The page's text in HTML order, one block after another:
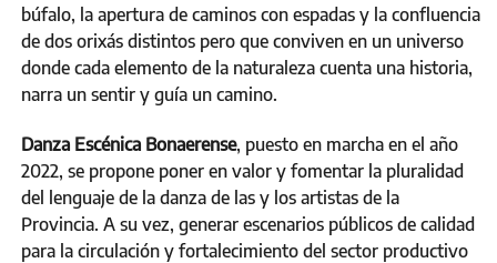
búfalo, la apertura de caminos con espadas y la confluencia
de dos orixás distintos pero que conviven en un universo
donde cada elemento de la naturaleza cuenta una historia,
narra un sentir y guía un camino.
Danza Escénica Bonaerense, puesto en marcha en el año
2022, se propone poner en valor y fomentar la pluralidad
del lenguaje de la danza de las y los artistas de la
Provincia. A su vez, generar escenarios públicos de calidad
para la circulación y fortalecimiento del sector productivo